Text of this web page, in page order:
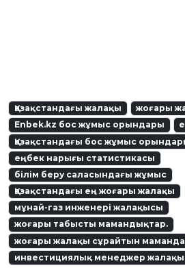
Қазақстандағы жалақы
жоғары
Enbek.kz бос жұмыс орындары
Қазақстандағы бос жұмыс
еңбек нарығы статистикасы
білім беру саласындағы жұмыс
Қазақстандағы ең жоғары жалақы
мұнай-газ инженері жалақысы
жоғары табысты мамандықтар.
жоғары жалақы сұрайтын
инвестициялық менеджер